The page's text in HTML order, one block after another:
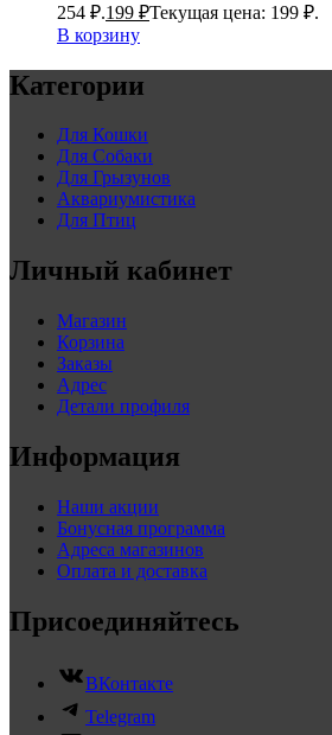
254 ₽.199 ₽Текущая цена: 199 ₽.
В корзину
Категории
Для Кошки
Для Собаки
Для Грызунов
Аквариумистика
Для Птиц
Личный кабинет
Магазин
Корзина
Заказы
Адрес
Детали профиля
Информация
Наши акции
Бонусная программа
Адреса магазинов
Оплата и доставка
Присоединяйтесь
ВКонтакте
Telegram